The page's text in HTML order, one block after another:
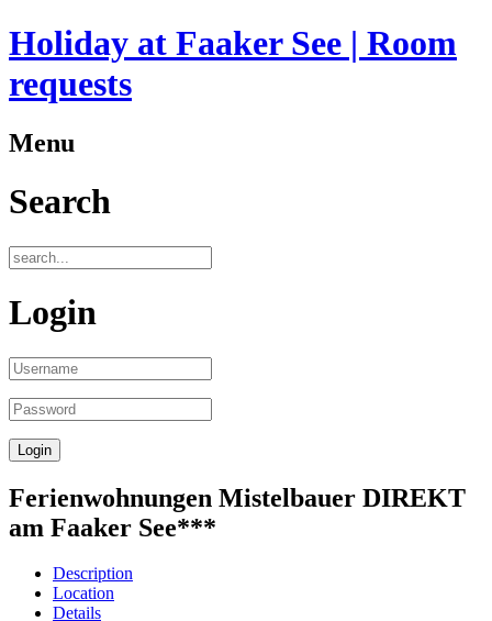
Holiday at Faaker See | Room
requests
Menu
Search
Login
Ferienwohnungen Mistelbauer DIREKT
am Faaker See***
Description
Location
Details